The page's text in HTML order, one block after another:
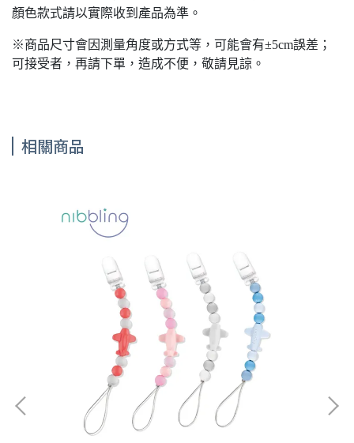
顏色款式請以實際收到產品為準。
※商品尺寸會因測量角度或方式等，可能會有±5cm誤差；
可接受者，再請下單，造成不便，敬請見諒。
相關商品